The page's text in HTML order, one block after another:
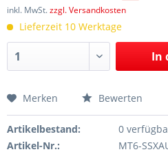
inkl. MwSt.zzgl. Versandkosten
Lieferzeit 10 Werktage
In
Merken Bewerten
Artikelbestand:
0
Artikel-Nr.:
MT6-